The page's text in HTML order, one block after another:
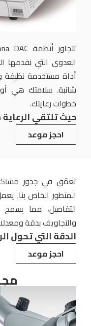
العدوى التي نقدمها
أداة مستخدمة نظيفة
شائبة. سلامتك هي
خطوات رعايتك.
حيث تلتقي
احجز موعد
تعمّق في جذور مشاكل
المتطور الخاص بنا.
التفاصيل، مما يسمح
والتجاويف بدقة
الدقة التي تحول
احجز موعد